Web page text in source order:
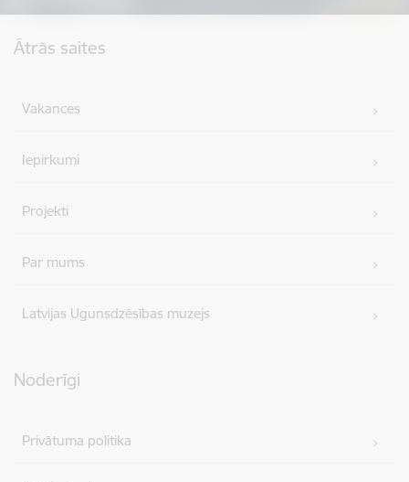
Ātrās saites
Vakances
Iepirkumi
Projekti
Par mums
Latvijas Ugunsdzēsības muzejs
Noderīgi
Privātuma politika